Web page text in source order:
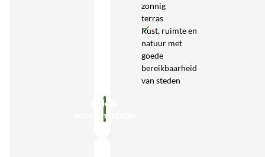
zonnig
terras
Rust, ruimte en
natuur met
goede
bereikbaarheid
van steden
Bekijk
accommodatie